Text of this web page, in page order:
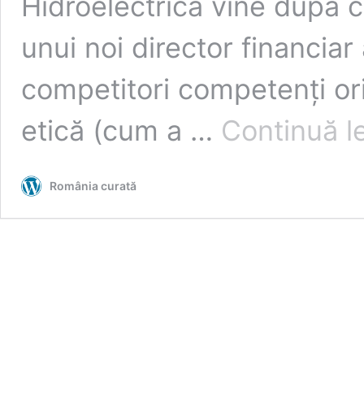
unui noi director
competitori competenți
etică (cum a … Continuă
România curată